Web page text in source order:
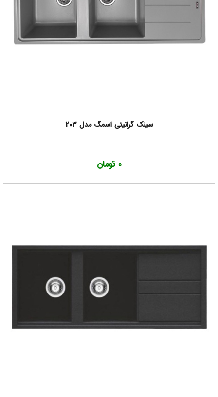
سینک گرانیتی اسمگ مدل 203
0 تومان